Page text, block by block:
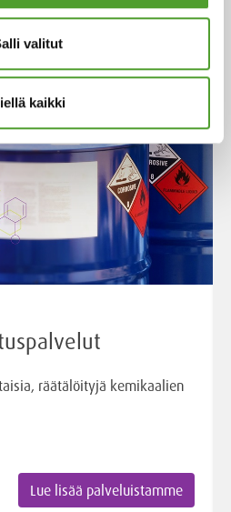
valitut
kaikki
räätälöityjä kemikaalien
Lue lisää palveluistamme